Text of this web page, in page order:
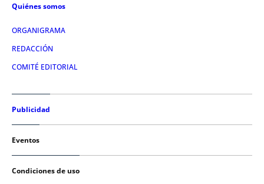
Quiénes somos
ORGANIGRAMA
REDACCIÓN
COMITÉ EDITORIAL
Publicidad
Eventos
Condiciones de uso